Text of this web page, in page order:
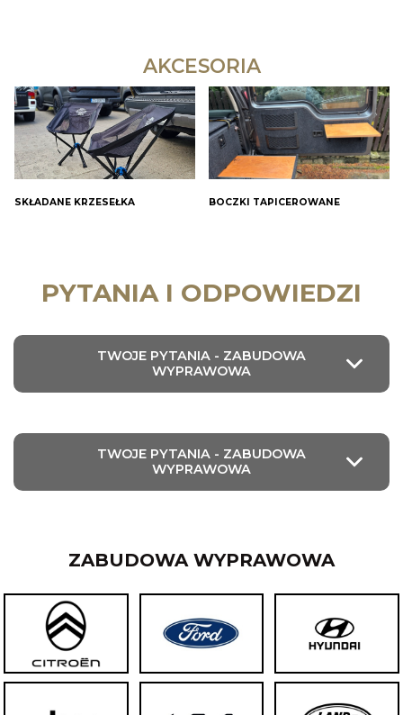
AKCESORIA
SKŁADANE KRZESEŁKA BOCZKI TAPICEROWANE
PYTANIA I ODPOWIEDZI
TWOJE PYTANIA - ZABUDOWA
WYPRAWOWA
TWOJE PYTANIA - ZABUDOWA
WYPRAWOWA
ZABUDOWA WYPRAWOWA